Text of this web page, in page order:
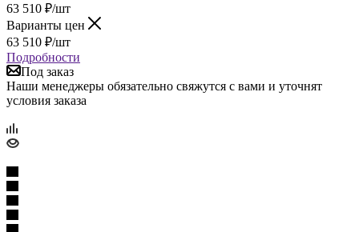
63 510 ₽/шт
Варианты цен
63 510 ₽/шт
Подробности
Под заказ
Наши менеджеры обязательно свяжутся с вами и уточнят
условия заказа